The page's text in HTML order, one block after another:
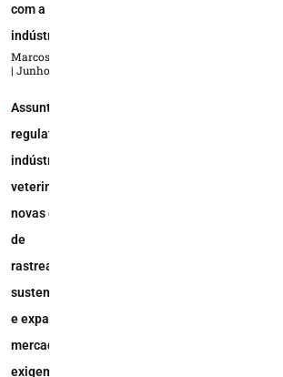
com a
indústria
Marcos Soares
Junho 5, 2026
Assuntos
regulatórios na
indústria
veterinária:
novas demandas
de
rastreabilidade,
sustentabilidade
e expansão do
mercado animal
exigem uma